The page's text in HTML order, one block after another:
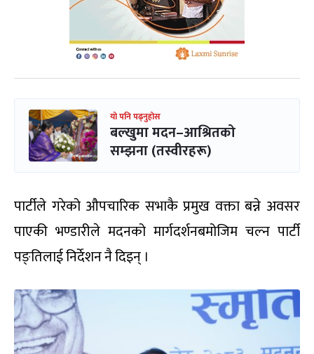
यो पनि पढ्नुहोस
बल्खुमा मदन–आश्रितको
सम्झना (तस्वीरहरू)
पार्टीले गरेको औपचारिक सभाकै प्रमुख वक्ता बन्ने अवसर
पाएकी भण्डारीले मदनको मार्गदर्शनबमोजिम चल्न पार्टी
पङ्तिलाई निर्देशन नै दिइन् ।